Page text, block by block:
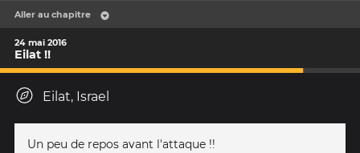
Aller au chapitre
24 mai 2016
Eilat !!
Eilat, Israel
Un peu de repos avant l'attaque !!